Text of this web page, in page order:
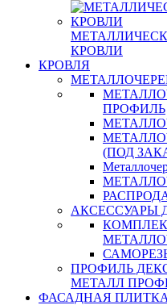
КРОВЛИ
КРОВЛЯ
ПРОФИЛЬ
(ПОД
АКСЕССУАРЫ
ПРОФИЛЬ
МЕТАЛЛ
ФАСАДНАЯ ПЛИТКА